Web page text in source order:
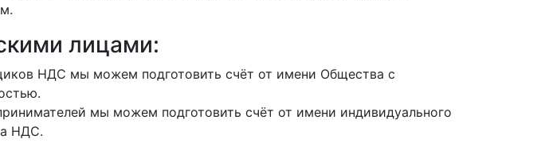
лицами:
НДС мы можем подготовить счёт от имени Общества с
мы можем подготовить счёт от имени индивидуального
НДС.